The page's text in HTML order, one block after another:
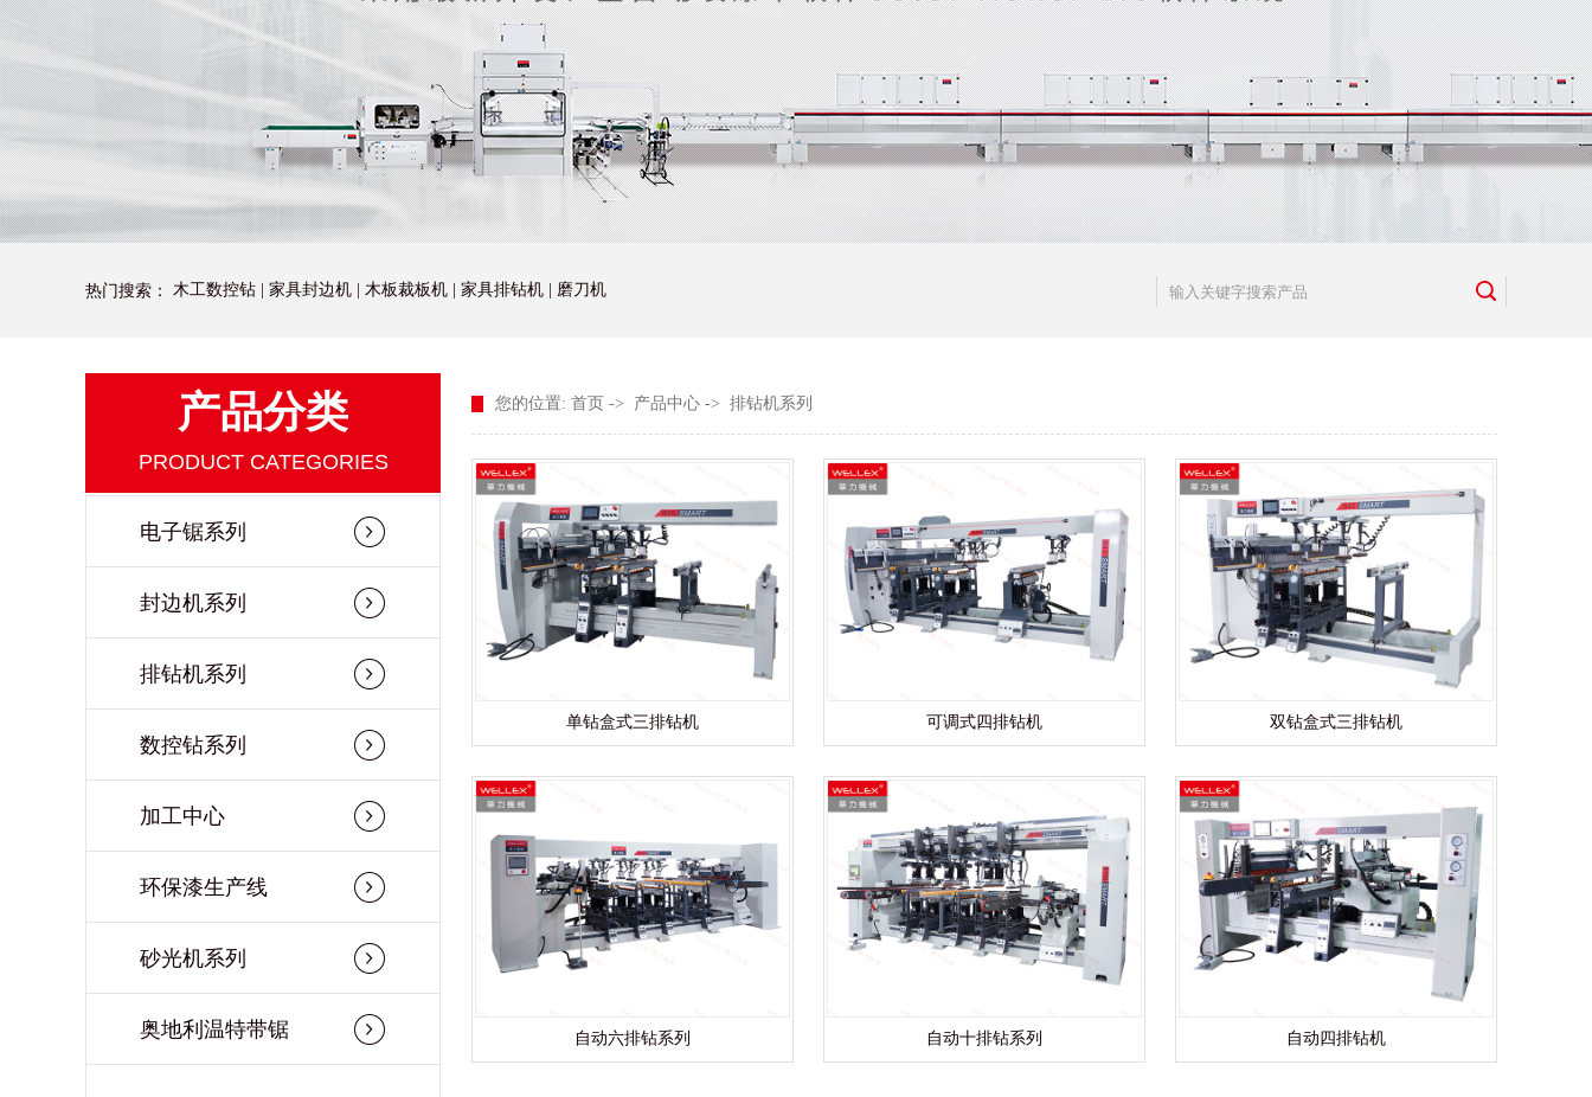
热门搜索： 木工数控钻 家具封边机 木板裁板机 家具排钻机 磨刀机
产品分类
PRODUCT CATEGORIES
电子锯系列
封边机系列
排钻机系列
数控钻系列
加工中心
环保漆生产线
砂光机系列
奥地利温特带锯
您的位置: 首页 -> 产品中心 -> 排钻机系列
单钻盒式三排钻机 可调式四排钻机 双钻盒式三排钻机
自动六排钻系列 自动十排钻系列 自动四排钻机